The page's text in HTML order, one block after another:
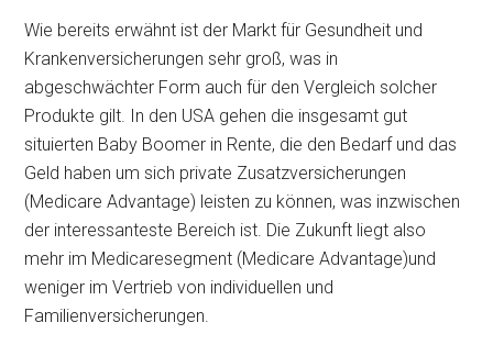
Wie bereits erwähnt ist der Markt für Gesundheit und
Krankenversicherungen sehr groß, was in
abgeschwächter Form auch für den Vergleich solcher
Produkte gilt. In den USA gehen die insgesamt gut
situierten Baby Boomer in Rente, die den Bedarf und das
Geld haben um sich private Zusatzversicherungen
(Medicare Advantage) leisten zu können, was inzwischen
der interessanteste Bereich ist. Die Zukunft liegt also
mehr im Medicaresegment (Medicare Advantage)und
weniger im Vertrieb von individuellen und
Familienversicherungen.